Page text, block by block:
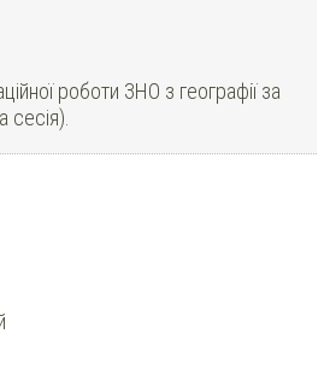
роботи ЗНО з географії за
сесія).